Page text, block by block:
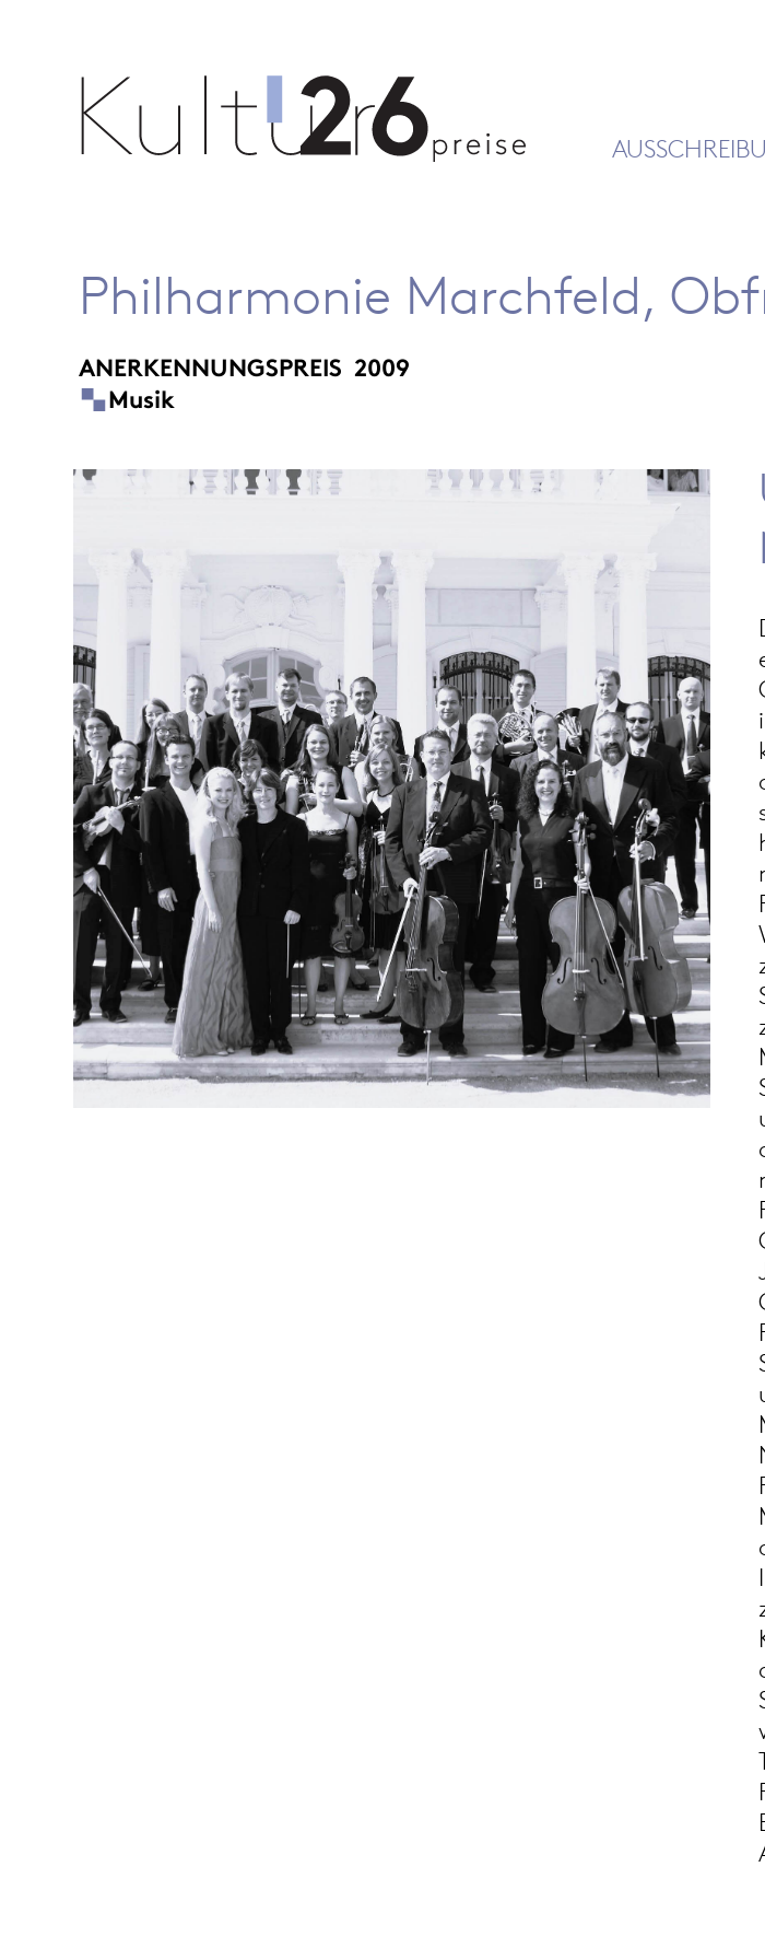
Philharmonie Marchfeld,
ANERKENNUNGSPREIS 2009
Musik